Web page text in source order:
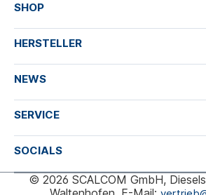
SHOP
HERSTELLER
NEWS
SERVICE
SOCIALS
© 2026 SCALCOM GmbH,